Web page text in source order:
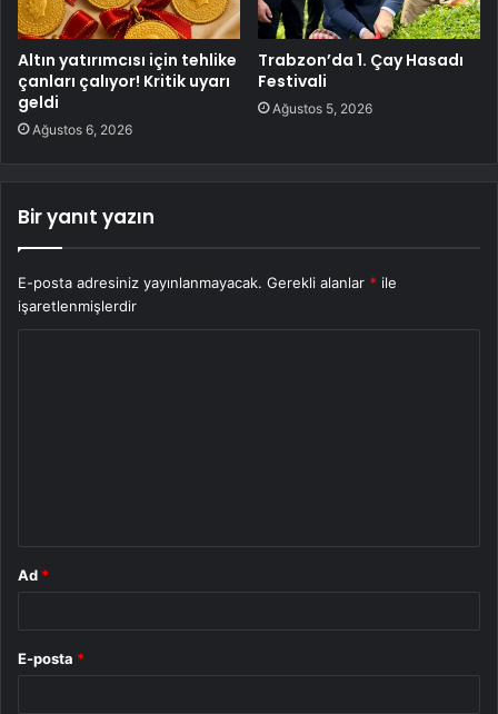
Altın yatırımcısı için tehlike
çanları çalıyor! Kritik uyarı
geldi
Ağustos 6, 2026
Trabzon’da 1. Çay Hasadı
Festivali
Ağustos 5, 2026
Bir yanıt yazın
E-posta adresiniz yayınlanmayacak. Gerekli alanlar * ile
işaretlenmişlerdir
Ad *
E-posta *